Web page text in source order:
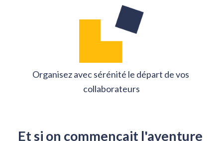
Organisez avec sérénité le départ de vos
collaborateurs
Et si on commençait l'aventure